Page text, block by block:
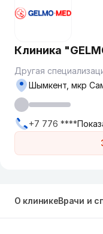
Клиника
Другая
Шымкент, мкр
+7 776 ****
О клиникеВрачи и